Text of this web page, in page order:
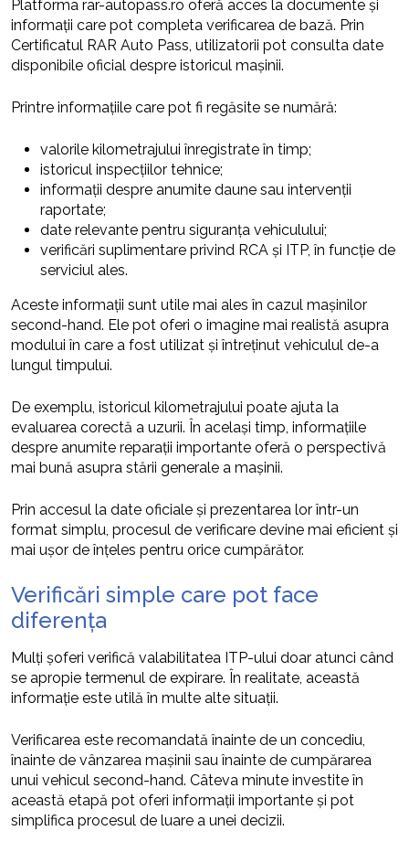
Platforma rar-autopass.ro oferă acces la documente și
informații care pot completa verificarea de bază. Prin
Certificatul RAR Auto Pass, utilizatorii pot consulta date
disponibile oficial despre istoricul mașinii.
Printre informațiile care pot fi regăsite se numără:
valorile kilometrajului înregistrate în timp;
istoricul inspecțiilor tehnice;
informații despre anumite daune sau intervenții
raportate;
date relevante pentru siguranța vehiculului;
verificări suplimentare privind RCA și ITP, în funcție de
serviciul ales.
Aceste informații sunt utile mai ales în cazul mașinilor
second-hand. Ele pot oferi o imagine mai realistă asupra
modului în care a fost utilizat și întreținut vehiculul de-a
lungul timpului.
De exemplu, istoricul kilometrajului poate ajuta la
evaluarea corectă a uzurii. În același timp, informațiile
despre anumite reparații importante oferă o perspectivă
mai bună asupra stării generale a mașinii.
Prin accesul la date oficiale și prezentarea lor într-un
format simplu, procesul de verificare devine mai eficient și
mai ușor de înțeles pentru orice cumpărător.
Verificări simple care pot face
diferența
Mulți șoferi verifică valabilitatea ITP-ului doar atunci când
se apropie termenul de expirare. În realitate, această
informație este utilă în multe alte situații.
Verificarea este recomandată înainte de un concediu,
înainte de vânzarea mașinii sau înainte de cumpărarea
unui vehicul second-hand. Câteva minute investite în
această etapă pot oferi informații importante și pot
simplifica procesul de luare a unei decizii.